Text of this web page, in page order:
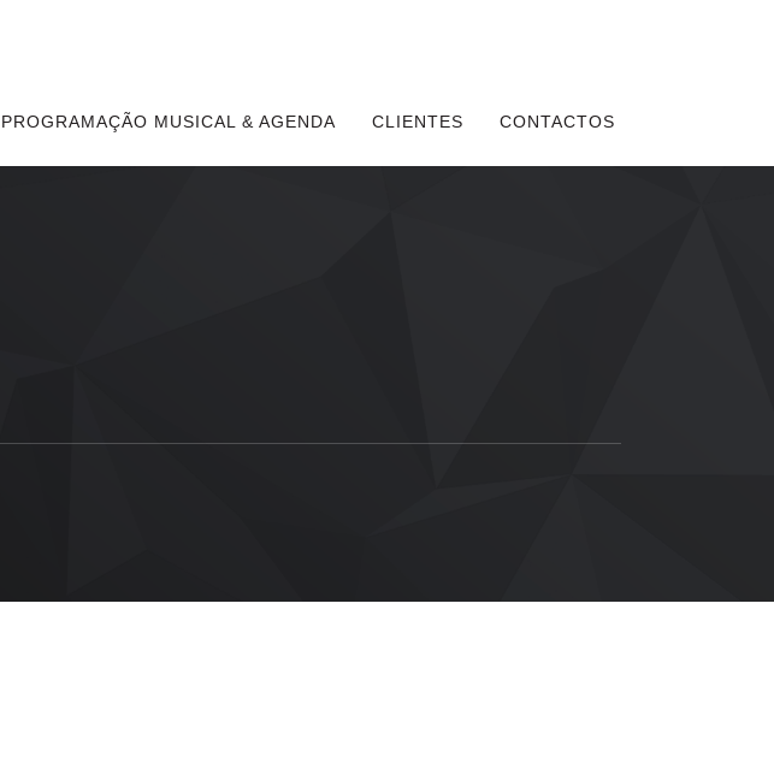
PROGRAMAÇÃO MUSICAL & AGENDA CLIENTES CONTACTOS